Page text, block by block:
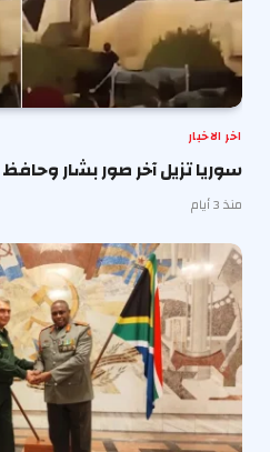
اخر الاخبار
سوريا تزيل آخر صور بشار
منذ 3 أيام